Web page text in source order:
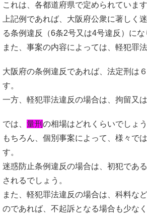
これは、各都道府県で定められています
上記例であれば、大阪府公衆に著しく
る条例違反（6条2号又は4号違反）にな
また、事案の内容によっては、軽犯罪
大阪府の条例違反であれば、法定刑は
す。
一方、軽犯罪法違反の場合は、拘留又は
では、 量刑 の相場はどれくらいでしょう
もちろん、個別事案によって、様々で
す。
迷惑防止条例違反の場合は、初犯であ
されるでしょう。
また、軽犯罪法違反の場合は、科料な
のであれば、不起訴となる場合も少なく